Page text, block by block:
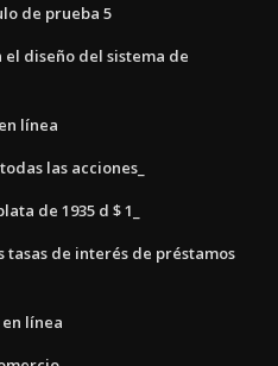
de prueba 5
diseño del sistema de
línea
las acciones_
de 1935 d $ 1_
tasas de interés de préstamos
línea